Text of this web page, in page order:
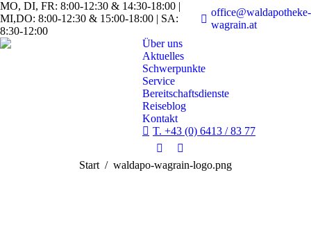
MO, DI, FR: 8:00-12:30 & 14:30-18:00 |
MI,DO: 8:00-12:30 & 15:00-18:00 | SA:
8:30-12:00
office@waldapotheke-
wagrain.at
Über uns
Aktuelles
Schwerpunkte
Service
Bereitschaftsdienste
Reiseblog
Kontakt
T. +43 (0) 6413 / 83 77
Facebook
page
Instagram
page
Sie befinden sich hier:
Start waldapo-wagrain-logo.png